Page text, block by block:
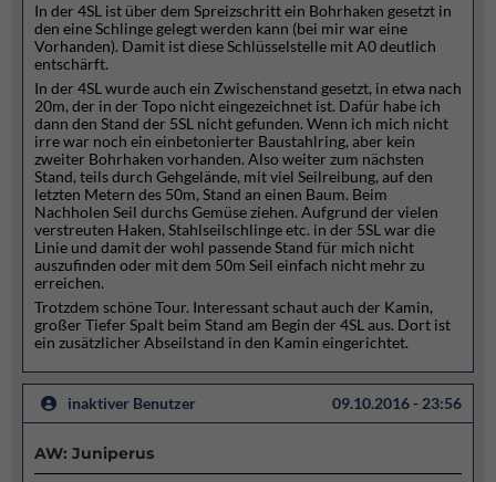
In der 4SL ist über dem Spreizschritt ein Bohrhaken gesetzt in
den eine Schlinge gelegt werden kann (bei mir war eine
Vorhanden). Damit ist diese Schlüsselstelle mit A0 deutlich
entschärft.
In der 4SL wurde auch ein Zwischenstand gesetzt, in etwa nach
20m, der in der Topo nicht eingezeichnet ist. Dafür habe ich
dann den Stand der 5SL nicht gefunden. Wenn ich mich nicht
irre war noch ein einbetonierter Baustahlring, aber kein
zweiter Bohrhaken vorhanden. Also weiter zum nächsten
Stand, teils durch Gehgelände, mit viel Seilreibung, auf den
letzten Metern des 50m, Stand an einen Baum. Beim
Nachholen Seil durchs Gemüse ziehen. Aufgrund der vielen
verstreuten Haken, Stahlseilschlinge etc. in der 5SL war die
Linie und damit der wohl passende Stand für mich nicht
auszufinden oder mit dem 50m Seil einfach nicht mehr zu
erreichen.
Trotzdem schöne Tour. Interessant schaut auch der Kamin,
großer Tiefer Spalt beim Stand am Begin der 4SL aus. Dort ist
ein zusätzlicher Abseilstand in den Kamin eingerichtet.
inaktiver Benutzer 09.10.2016 - 23:56
AW: Juniperus